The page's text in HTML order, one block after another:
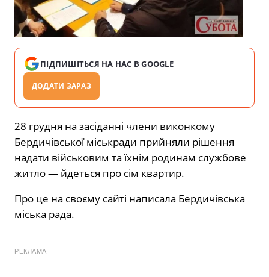
ПІДПИШІТЬСЯ НА НАС В GOOGLE
ДОДАТИ ЗАРАЗ
28 грудня на засіданні члени виконкому
Бердичівської міськради прийняли рішення
надати військовим та їхнім родинам службове
житло — йдеться про сім квартир.
Про це на своєму сайті написала Бердичівська
міська рада.
РЕКЛАМА